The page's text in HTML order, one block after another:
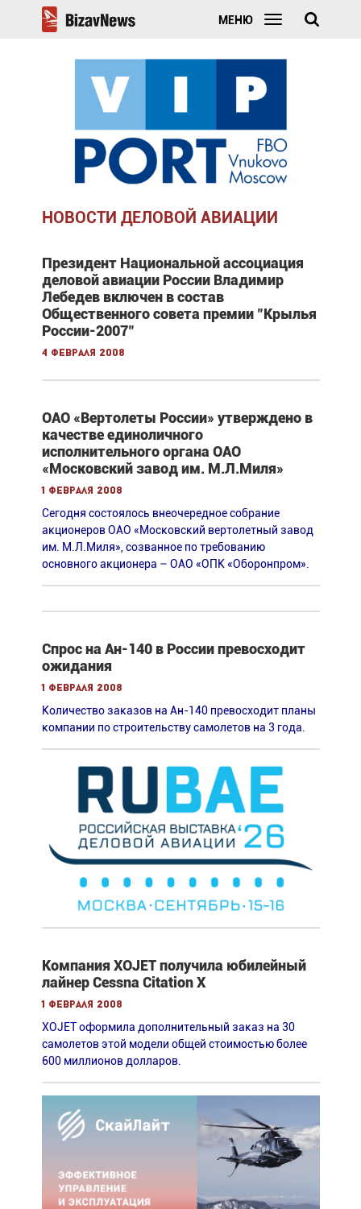
МЕНЮ
НОВОСТИ ДЕЛОВОЙ АВИАЦИИ
Президент Национальной ассоциация
деловой авиации России Владимир
Лебедев включен в состав
Общественного совета премии "Крылья
России-2007"
4 февраля 2008
ОАО «Вертолеты России» утверждено в
качестве единоличного
исполнительного органа ОАО
«Московский завод им. М.Л.Миля»
1 февраля 2008
Сегодня состоялось внеочередное собрание
акционеров ОАО «Московский вертолетный завод
им. М.Л.Миля», созванное по требованию
основного акционера – ОАО «ОПК «Оборонпром».
Спрос на Ан-140 в России превосходит
ожидания
1 февраля 2008
Количество заказов на Ан-140 превосходит планы
компании по строительству самолетов на 3 года.
Компания XOJET получила юбилейный
лайнер Cessna Citation X
1 февраля 2008
XOJET оформила дополнительный заказ на 30
самолетов этой модели общей стоимостью более
600 миллионов долларов.